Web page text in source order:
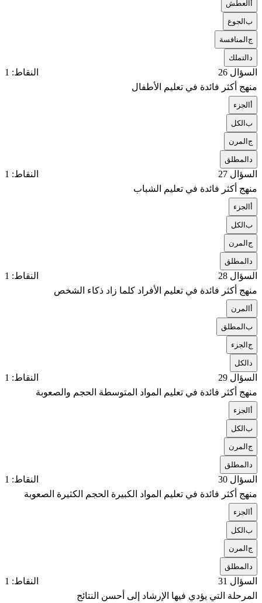
العطش
بالجوع
جالمنافسة
التملك
السؤال 26
النقاط: 1
منهج أكثر فائدة في تعليم الأطفال
الجزء
بالكل
جالمرن
المطلق
السؤال 27
النقاط: 1
منهج أكثر فائدة في تعليم الشباب
الجزء
بالكل
جالمرن
المطلق
السؤال 28
النقاط: 1
منهج أكثر فائدة في تعليم الأفراد كلما زاد ذكاء الشخص
المرن
بالمطلق
جالجزء
الكل
السؤال 29
النقاط: 1
منهج أكثر فائدة في تعليم المواد المتوسطة الحجم والصعوبة
الجزء
بالكل
جالمرن
المطلق
السؤال 30
النقاط: 1
منهج أكثر فائدة في تعليم المواد الكبيرة الحجم الكثيرة الصعوبة
الجزء
بالكل
جالمرن
المطلق
السؤال 31
النقاط: 1
المرحلة التي يؤدي فيها الإرشاد إلى أحسن النتائج